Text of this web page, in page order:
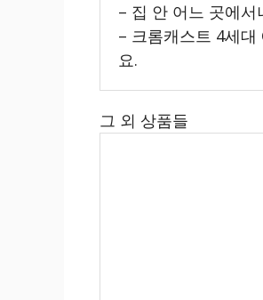
– 집 안 어느 곳에
– 크롬캐스트 4세
요.
그 외 상품들